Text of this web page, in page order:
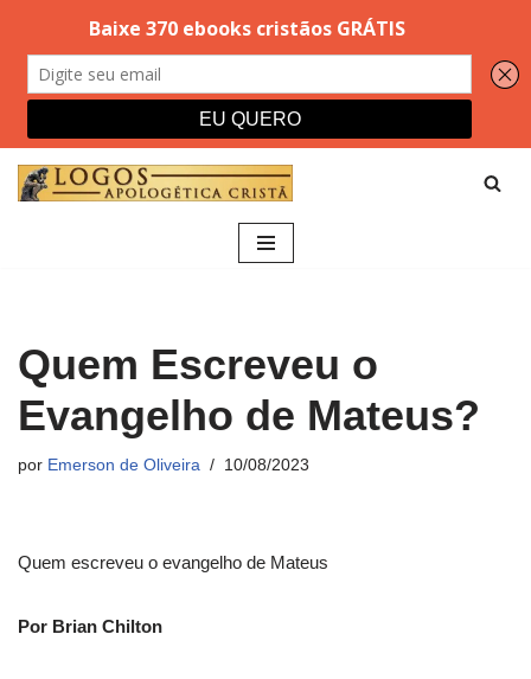
Quem Escreveu o
Evangelho de Mateus?
por Emerson de Oliveira 10/08/2023
Quem escreveu o evangelho de Mateus
Por Brian Chilton